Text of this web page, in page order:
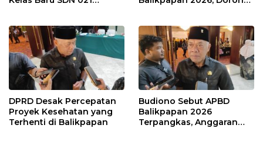
DPRD Desak Percepatan
Proyek Kesehatan yang
Terhenti di Balikpapan
Budiono Sebut APBD
Balikpapan 2026
Terpangkas, Anggaran